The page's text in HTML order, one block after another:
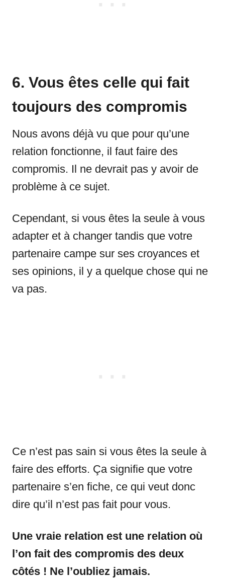
6. Vous êtes celle qui fait
toujours des compromis
Nous avons déjà vu que pour qu’une
relation fonctionne, il faut faire des
compromis. Il ne devrait pas y avoir de
problème à ce sujet.
Cependant, si vous êtes la seule à vous
adapter et à changer tandis que votre
partenaire campe sur ses croyances et
ses opinions, il y a quelque chose qui ne
va pas.
Ce n’est pas sain si vous êtes la seule à
faire des efforts. Ça signifie que votre
partenaire s’en fiche, ce qui veut donc
dire qu’il n’est pas fait pour vous.
Une vraie relation est une relation où
l’on fait des compromis des deux
côtés ! Ne l’oubliez jamais.